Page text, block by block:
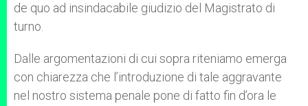
de quo ad insindacabile giudizio del Magistrato di
turno.
Dalle argomentazioni di cui sopra riteniamo emerga
con chiarezza che l’introduzione di tale aggravante
nel nostro sistema penale pone di fatto fin d’ora le